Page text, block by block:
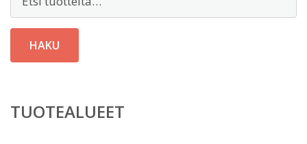
HAKU
TUOTEALUEET